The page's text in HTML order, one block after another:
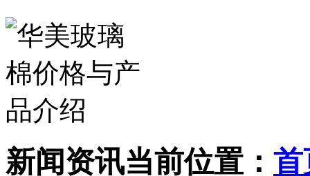
新闻资讯当前位置： 首